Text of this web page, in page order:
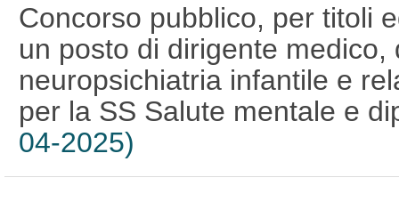
Concorso pubblico, per titoli
un posto di dirigente
neuropsichiatria infantile e
per la SS Salute mentale e
04-2025)